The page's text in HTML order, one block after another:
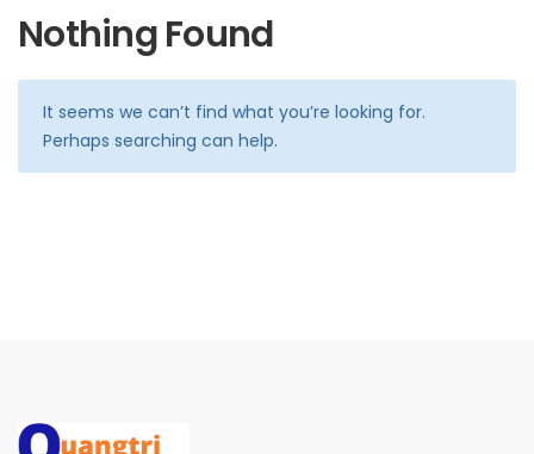
Nothing Found
It seems we can’t find what you’re looking for.
Perhaps searching can help.